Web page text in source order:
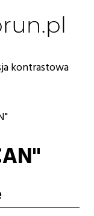
kontrastowa